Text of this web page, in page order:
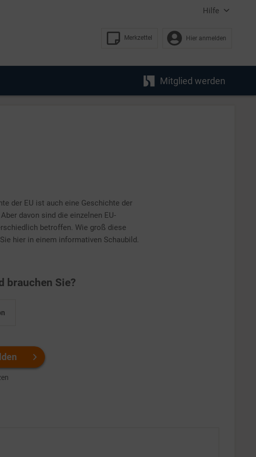
Hilfe
Merkzettel Hier anmelden
Mitglied werden
der EU ist auch eine Geschichte der
davon sind die einzelnen EU-
betroffen. Wie groß diese
hier in einem informativen Schaubild.
brauchen Sie?